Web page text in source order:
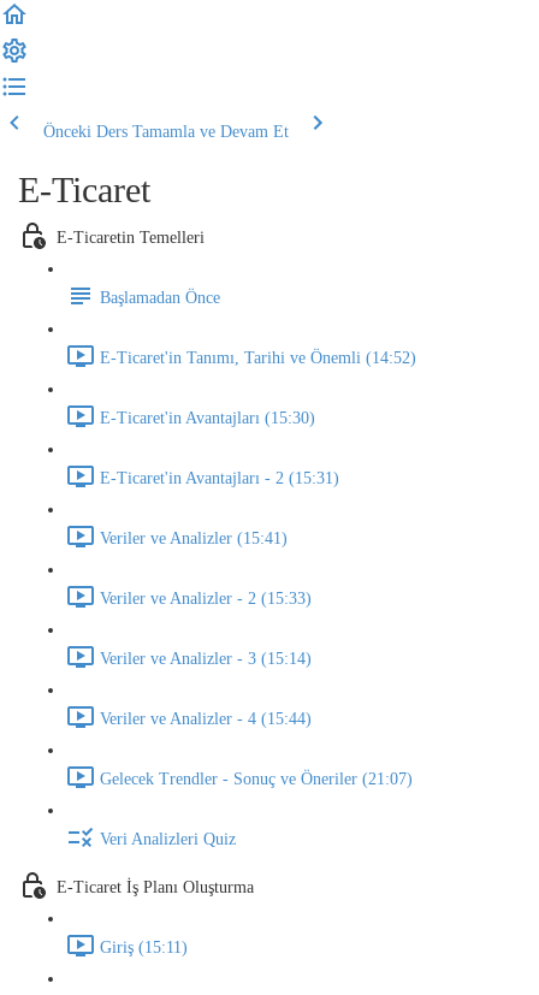
Önceki Ders Tamamla ve Devam Et
E-Ticaret
E-Ticaretin Temelleri
Başlamadan Önce
E-Ticaret'in Tanımı, Tarihi ve Önemli (14:52)
E-Ticaret'in Avantajları (15:30)
E-Ticaret'in Avantajları - 2 (15:31)
Veriler ve Analizler (15:41)
Veriler ve Analizler - 2 (15:33)
Veriler ve Analizler - 3 (15:14)
Veriler ve Analizler - 4 (15:44)
Gelecek Trendler - Sonuç ve Öneriler (21:07)
Veri Analizleri Quiz
E-Ticaret İş Planı Oluşturma
Giriş (15:11)